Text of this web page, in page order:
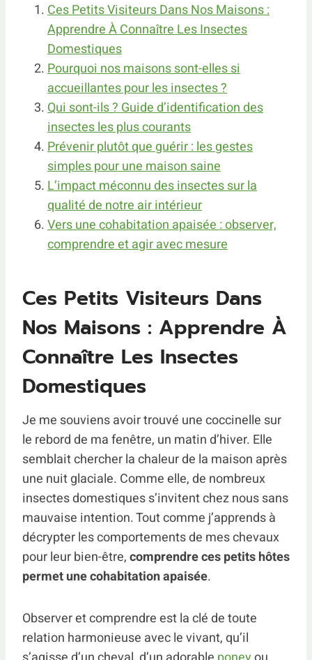
Ces Petits Visiteurs Dans Nos Maisons :
Apprendre À Connaître Les Insectes
Domestiques
Pourquoi nos maisons sont-elles si
accueillantes pour les insectes ?
Qui sont-ils ? Guide d’identification des
insectes les plus courants
Prévenir plutôt que guérir : les gestes
simples pour une maison saine
L’impact méconnu des insectes sur la
qualité de notre air intérieur
Vers une cohabitation apaisée : observer,
comprendre et agir avec mesure
Ces Petits Visiteurs Dans
Nos Maisons : Apprendre À
Connaître Les Insectes
Domestiques
Je me souviens avoir trouvé une coccinelle sur
le rebord de ma fenêtre, un matin d’hiver. Elle
semblait chercher la chaleur de la maison après
une nuit glaciale. Comme elle, de nombreux
insectes domestiques s’invitent chez nous sans
mauvaise intention. Tout comme j’apprends à
décrypter les comportements de mes chevaux
pour leur bien-être,comprendre ces petits hôtes
permet une cohabitation apaisée.
Observer et comprendre est la clé de toute
relation harmonieuse avec le vivant, qu’il